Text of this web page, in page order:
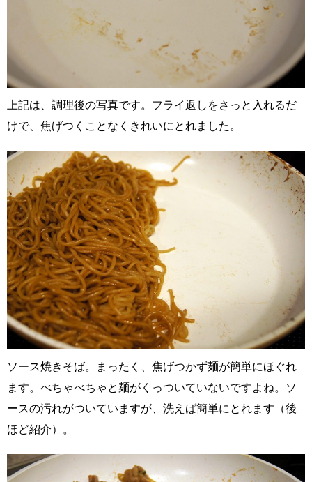
上記は、調理後の写真です。フライ返しをさっと入れるだ
けで、焦げつくことなくきれいにとれました。
ソース焼きそば。まったく、焦げつかず麺が簡単にほぐれ
ます。べちゃべちゃと麺がくっついていないですよね。ソ
ースの汚れがついていますが、洗えば簡単にとれます（後
ほど紹介）。